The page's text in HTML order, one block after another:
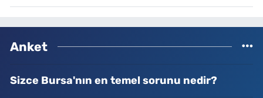
Anket
Sizce Bursa'nın en temel sorunu nedir?